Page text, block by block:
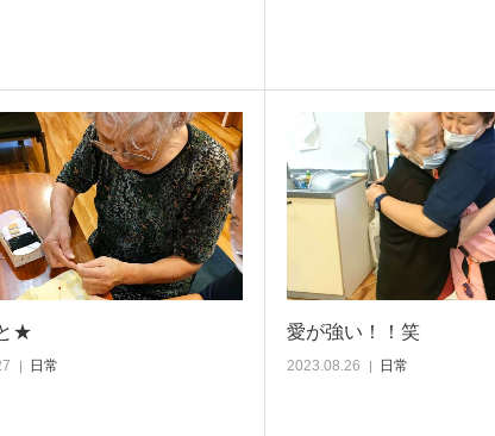
★
日常
愛が強い！！笑
2023.08.26 日常